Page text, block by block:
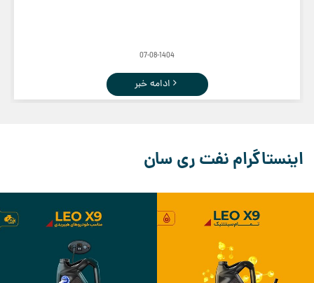
07-08-1404
ادامه خبر
اینستاگرام نفت ری سان